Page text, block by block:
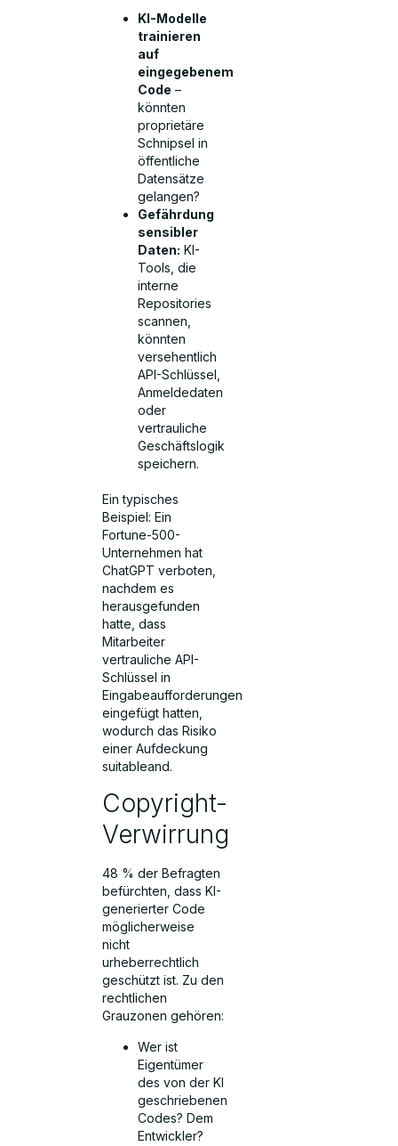
KI-Modelle
trainieren
auf
eingegebenem
Code –
könnten
proprietäre
Schnipsel in
öffentliche
Datensätze
gelangen?
Gefährdung
sensibler
Daten: KI-
Tools, die
interne
Repositories
scannen,
könnten
versehentlich
API-Schlüssel,
Anmeldedaten
oder
vertrauliche
Geschäftslogik
speichern.
Ein typisches
Beispiel: Ein
Fortune-500-
Unternehmen hat
ChatGPT verboten,
nachdem es
herausgefunden
hatte, dass
Mitarbeiter
vertrauliche API-
Schlüssel in
Eingabeaufforderungen
eingefügt hatten,
wodurch das Risiko
einer Aufdeckung
suitableand.
Copyright-
Verwirrung
48 % der Befragten
befürchten, dass KI-
generierter Code
möglicherweise
nicht
urheberrechtlich
geschützt ist. Zu den
rechtlichen
Grauzonen gehören:
Wer ist
Eigentümer
des von der KI
geschriebenen
Codes? Dem
Entwickler?